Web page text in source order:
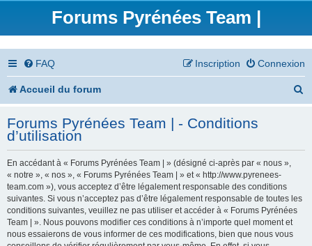
Forums Pyrénées Team |
FAQ Connexion
Inscription
Accueil du forum
h
Forums Pyrénées Team | - Conditions
d’utilisation
En accédant à « Forums Pyrénées Team | » (désigné ci-après par « nous »,
« notre », « nos », « Forums Pyrénées Team | » et « http://www.pyrenees-
team.com »), vous acceptez d’être légalement responsable des conditions
suivantes. Si vous n’acceptez pas d’être légalement responsable de toutes les
conditions suivantes, veuillez ne pas utiliser et accéder à « Forums Pyrénées
Team | ». Nous pouvons modifier ces conditions à n’importe quel moment et
nous essaierons de vous informer de ces modifications, bien que nous vous